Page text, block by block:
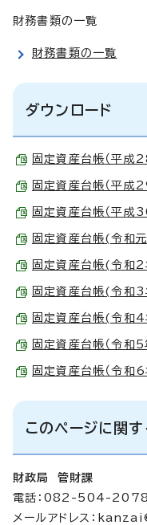
財務書類の一覧
財務書類の一覧
ダウンロード
固定資産台帳（平成
固定資産台帳（平成
固定資産台帳（平成
固定資産台帳(令和
固定資産台帳(令和
固定資産台帳(令和
固定資産台帳(令和
固定資産台帳（令和
固定資産台帳（令和
このページに関
財政局 管財課
電話：082-504-
メールアドレス：